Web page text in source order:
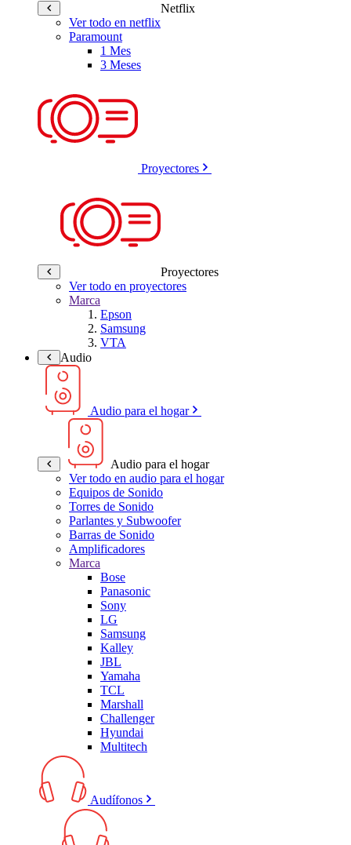
Netflix
Ver todo en netflix
Paramount
1 Mes
3 Meses
Proyectores
Proyectores
Ver todo en proyectores
Marca
Epson
Samsung
VTA
Audio
Audio para el hogar
Audio para el hogar
Ver todo en audio para el hogar
Equipos de Sonido
Torres de Sonido
Parlantes y Subwoofer
Barras de Sonido
Amplificadores
Marca
Bose
Panasonic
Sony
LG
Samsung
Kalley
JBL
Yamaha
TCL
Marshall
Challenger
Hyundai
Multitech
Audífonos